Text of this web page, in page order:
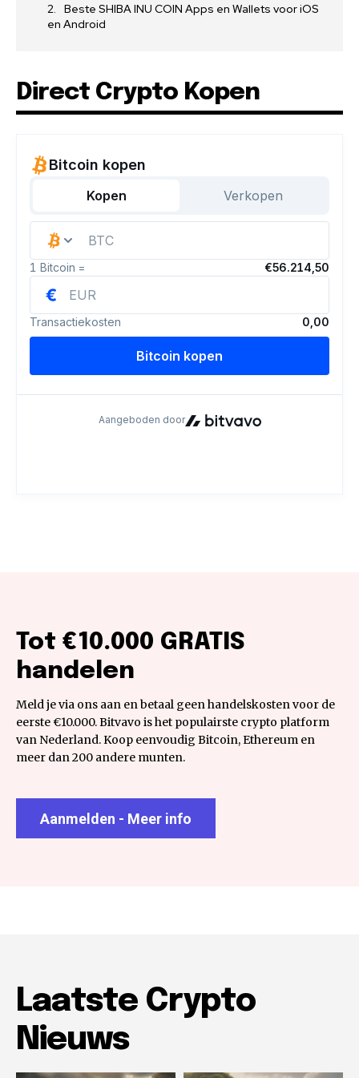
Beste SHIBA INU COIN Apps en Wallets voor iOS
en Android
Direct Crypto Kopen
Tot €10.000 GRATIS
handelen
Meld je via ons aan en betaal geen handelskosten voor de
eerste €10.000. Bitvavo is het populairste crypto platform
van Nederland. Koop eenvoudig Bitcoin, Ethereum en
meer dan 200 andere munten.
Aanmelden - Meer info
Laatste Crypto
Nieuws